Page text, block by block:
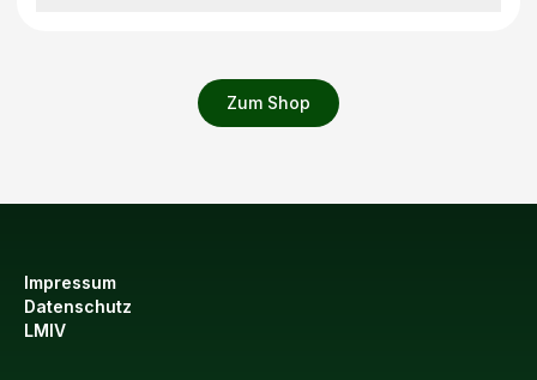
Zum Shop
Impressum
Datenschutz
LMIV